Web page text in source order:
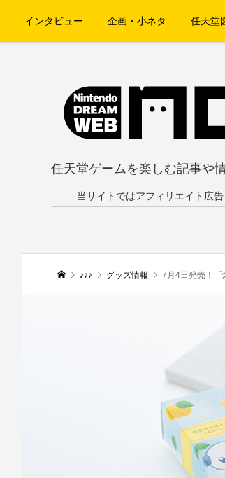
インタビュー 企画・小ネタ 任天堂
任天堂ゲームを楽しむ記事や
当サイトではアフィリエイト広
♪♪♪ グッズ情報 7月4日発売！